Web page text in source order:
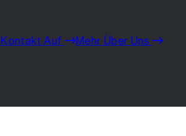
Auf Mehr Über Uns